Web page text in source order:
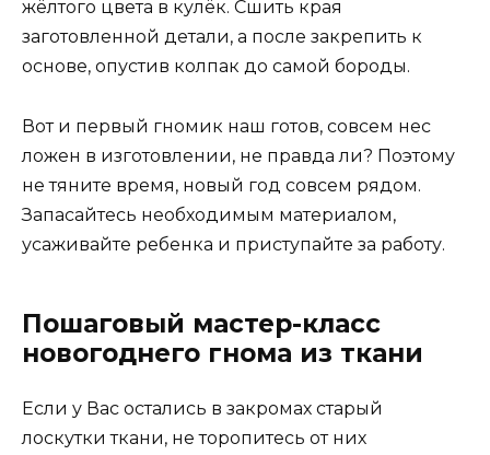
жёлтого цвета в кулёк. Сшить края
заготовленной детали, а после закрепить к
основе, опустив колпак до самой бороды.
Вот и первый гномик наш готов, совсем нес
ложен в изготовлении, не правда ли? Поэтому
не тяните время, новый год совсем рядом.
Запасайтесь необходимым материалом,
усаживайте ребенка и приступайте за работу.
Пошаговый мастер-класс
новогоднего гнома из ткани
Если у Вас остались в закромах старый
лоскутки ткани, не торопитесь от них